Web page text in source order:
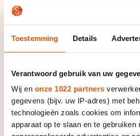
Toestemming Details
Verantwoord gebruik van uw
Wij en onze 1022 partners
gegevens (bijv. uw IP-adres) met
technologieën zoals cookies om
apparaat op te slaan en te gebruiken
Skeelervereniging
9231NJ SURHUISTERVEEN, NED
Plan route
Vereniging